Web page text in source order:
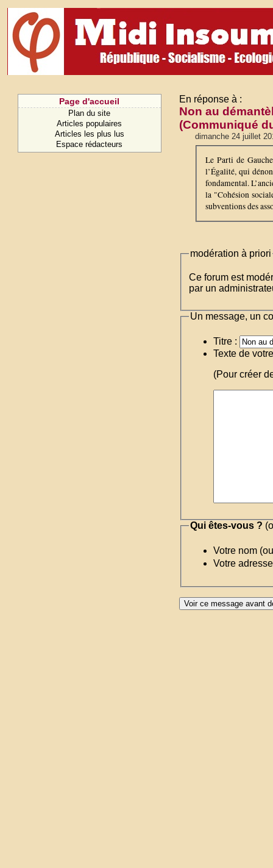
Page d'accueil
Plan du site
Articles populaires
Articles les plus lus
Espace rédacteurs
En réponse à :
Non au
(Communiqué
dimanche 24 juillet
Le Parti de
l’Égalité, qui
fondamental.
la "Cohésion
subventions des
modération à priori
Ce forum est
par un
Un message, un
Titre :
Texte de
(Pour créer
Qui êtes-vous ?
Votre nom
Votre